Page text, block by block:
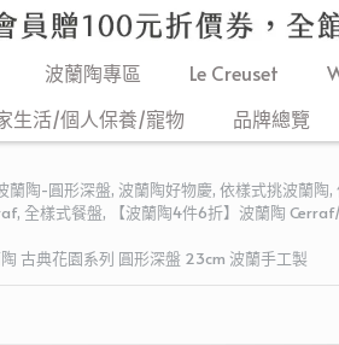
波蘭陶專區 Le Creuset
生活/個人保養/寵物 品牌總覽
蘭陶-圓形深盤, 波蘭陶好物慶, 依樣式挑波蘭陶,
, 全樣式餐盤,
【波蘭陶4件6折】波蘭陶
古典花園系列 圓形深盤 23cm 波蘭手工製